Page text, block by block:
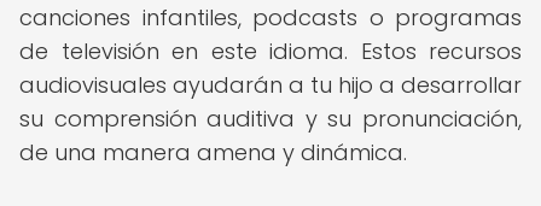
canciones infantiles, podcasts o programas
de televisión en este idioma. Estos recursos
audiovisuales ayudarán a tu hijo a desarrollar
su comprensión auditiva y su pronunciación,
de una manera amena y dinámica.